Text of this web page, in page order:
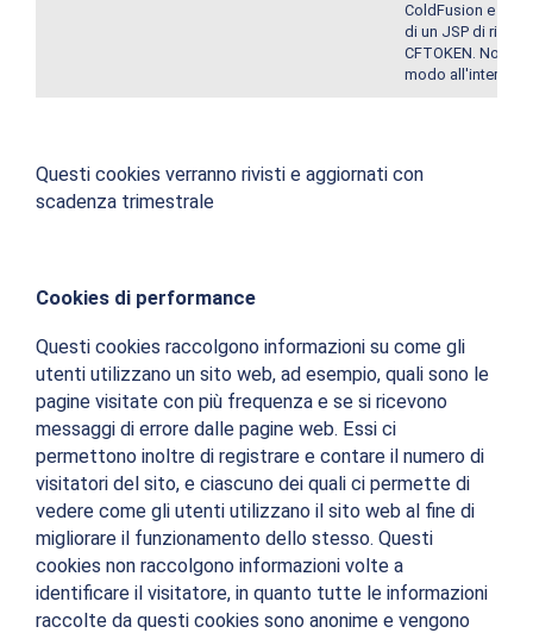
ColdFusion e
di un JSP di
CFTOKEN. Non
modo all'interno
Questi cookies verranno rivisti e aggiornati con
scadenza trimestrale
Cookies di performance
Questi cookies raccolgono informazioni su come gli
utenti utilizzano un sito web, ad esempio, quali sono le
pagine visitate con più frequenza e se si ricevono
messaggi di errore dalle pagine web. Essi ci
permettono inoltre di registrare e contare il numero di
visitatori del sito, e ciascuno dei quali ci permette di
vedere come gli utenti utilizzano il sito web al fine di
migliorare il funzionamento dello stesso. Questi
cookies non raccolgono informazioni volte a
identificare il visitatore, in quanto tutte le informazioni
raccolte da questi cookies sono anonime e vengono